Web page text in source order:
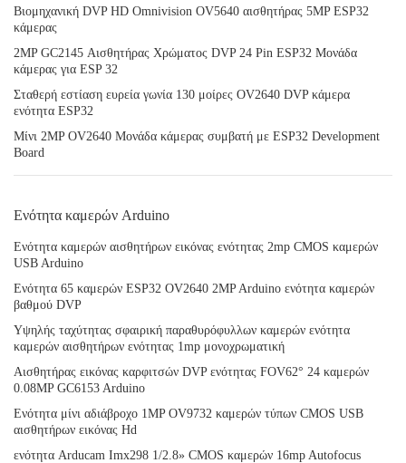
Βιομηχανική DVP HD Omnivision OV5640 αισθητήρας 5MP ESP32
κάμερας
2MP GC2145 Αισθητήρας Χρώματος DVP 24 Pin ESP32 Μονάδα
κάμερας για ESP 32
Σταθερή εστίαση ευρεία γωνία 130 μοίρες OV2640 DVP κάμερα
ενότητα ESP32
Μίνι 2MP OV2640 Μονάδα κάμερας συμβατή με ESP32 Development
Board
Ενότητα καμερών Arduino
Ενότητα καμερών αισθητήρων εικόνας ενότητας 2mp CMOS καμερών
USB Arduino
Ενότητα 65 καμερών ESP32 OV2640 2MP Arduino ενότητα καμερών
βαθμού DVP
Υψηλής ταχύτητας σφαιρική παραθυρόφυλλων καμερών ενότητα
καμερών αισθητήρων ενότητας 1mp μονοχρωματική
Αισθητήρας εικόνας καρφιτσών DVP ενότητας FOV62° 24 καμερών
0.08MP GC6153 Arduino
Ενότητα μίνι αδιάβροχο 1MP OV9732 καμερών τύπων CMOS USB
αισθητήρων εικόνας Hd
ενότητα Arducam Imx298 1/2.8» CMOS καμερών 16mp Autofocus